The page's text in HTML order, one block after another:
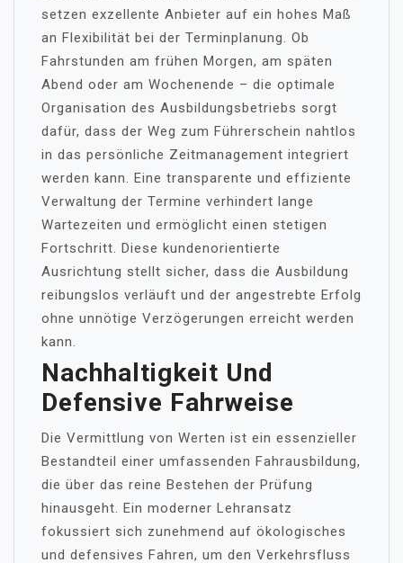
setzen exzellente Anbieter auf ein hohes Maß
an Flexibilität bei der Terminplanung. Ob
Fahrstunden am frühen Morgen, am späten
Abend oder am Wochenende – die optimale
Organisation des Ausbildungsbetriebs sorgt
dafür, dass der Weg zum Führerschein nahtlos
in das persönliche Zeitmanagement integriert
werden kann. Eine transparente und effiziente
Verwaltung der Termine verhindert lange
Wartezeiten und ermöglicht einen stetigen
Fortschritt. Diese kundenorientierte
Ausrichtung stellt sicher, dass die Ausbildung
reibungslos verläuft und der angestrebte Erfolg
ohne unnötige Verzögerungen erreicht werden
kann.
Nachhaltigkeit Und
Defensive Fahrweise
Die Vermittlung von Werten ist ein essenzieller
Bestandteil einer umfassenden Fahrausbildung,
die über das reine Bestehen der Prüfung
hinausgeht. Ein moderner Lehransatz
fokussiert sich zunehmend auf ökologisches
und defensives Fahren, um den Verkehrsfluss